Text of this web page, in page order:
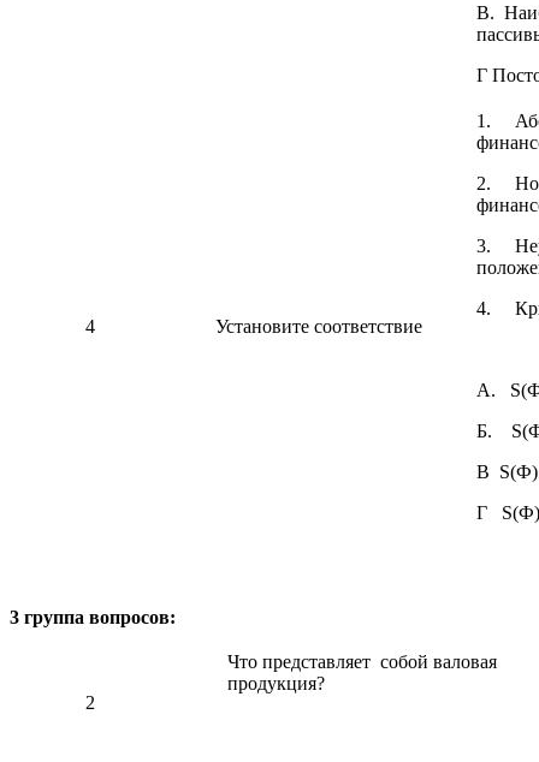
В.
Г
4 Установите соответствие
1.
2.
3.
4.
А.
Б.
В S(Ф)
Г S(Ф)
3 группа вопросов:
2
Что представляет собой валовая
продукция?